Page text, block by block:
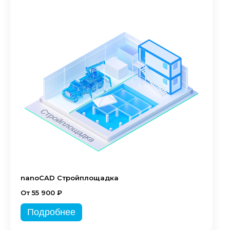
nanoCAD Стройплощадка
От 55 900 ₽
Подробнее